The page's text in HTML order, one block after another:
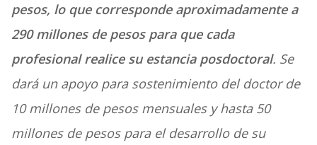
pesos, lo que corresponde aproximadamente a
290 millones de pesos para que cada
profesional realice su estancia posdoctoral. Se
dará un apoyo para sostenimiento del doctor de
10 millones de pesos mensuales y hasta 50
millones de pesos para el desarrollo de su